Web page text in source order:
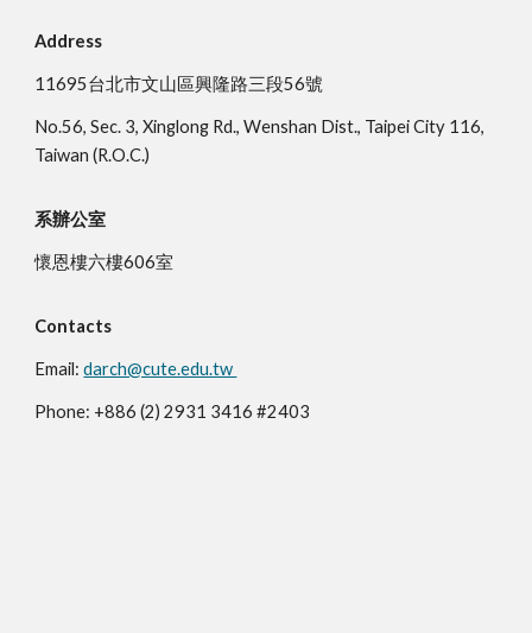
Address
11695台北市文山區興隆路三段56號
No.56, Sec. 3, Xinglong Rd., Wenshan Dist., Taipei City 116,
Taiwan (R.O.C.)
系辦公室
懷恩樓六樓606室
Contacts
Email:darch@cute.edu.tw
Phone: +886 (2) 2931 3416 #2403